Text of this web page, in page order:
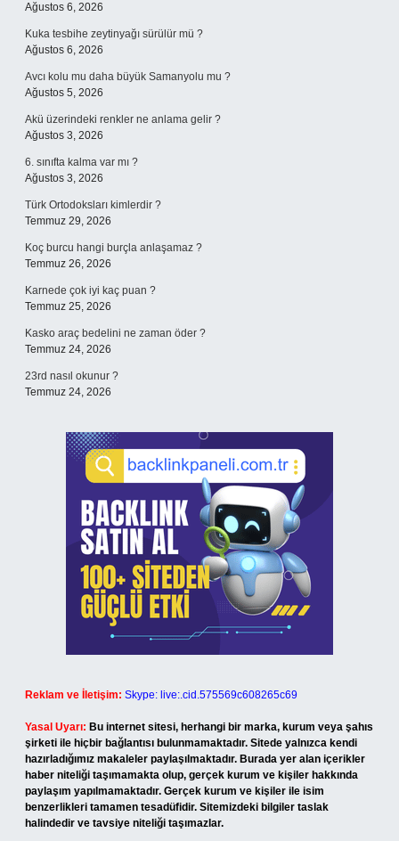
Ağustos 6, 2026
Kuka tesbihe zeytinyağı sürülür mü ?
Ağustos 6, 2026
Avcı kolu mu daha büyük Samanyolu mu ?
Ağustos 5, 2026
Akü üzerindeki renkler ne anlama gelir ?
Ağustos 3, 2026
6. sınıfta kalma var mı ?
Ağustos 3, 2026
Türk Ortodoksları kimlerdir ?
Temmuz 29, 2026
Koç burcu hangi burçla anlaşamaz ?
Temmuz 26, 2026
Karnede çok iyi kaç puan ?
Temmuz 25, 2026
Kasko araç bedelini ne zaman öder ?
Temmuz 24, 2026
23rd nasıl okunur ?
Temmuz 24, 2026
Reklam ve İletişim: Skype: live:.cid.575569c608265c69
Yasal Uyarı: Bu internet sitesi, herhangi bir marka, kurum veya şahıs
şirketi ile hiçbir bağlantısı bulunmamaktadır. Sitede yalnızca kendi
hazırladığımız makaleler paylaşılmaktadır. Burada yer alan içerikler
haber niteliği taşımamakta olup, gerçek kurum ve kişiler hakkında
paylaşım yapılmamaktadır. Gerçek kurum ve kişiler ile isim
benzerlikleri tamamen tesadüfidir. Sitemizdeki bilgiler taslak
halindedir ve tavsiye niteliği taşımazlar.